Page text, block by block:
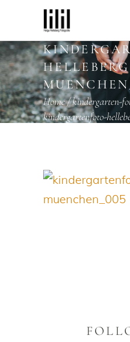
Home/kindergarten-
kindergartenfoto-